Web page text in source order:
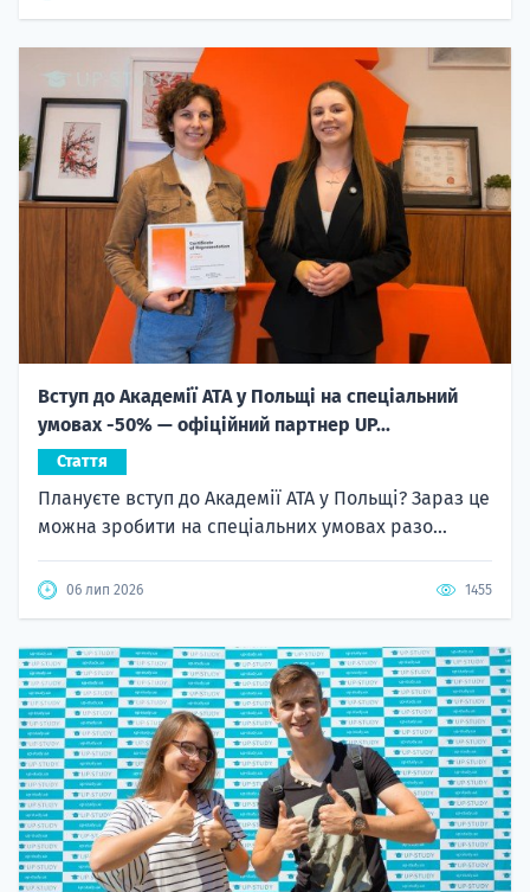
Вступ до Академії ATA у Польщі на спеціальний
умовах -50% — офіційний партнер UP...
Стаття
Плануєте вступ до Академії ATA у Польщі? Зараз це
можна зробити на спеціальних умовах разо...
06 лип 2026 1455